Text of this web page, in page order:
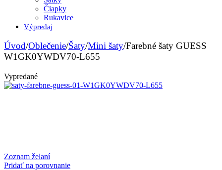
Čiapky
Rukavice
Výpredaj
Úvod/Oblečenie/Šaty/Mini šaty/Farebné šaty GUESS
W1GK0YWDV70-L655
Vypredané
Zoznam želaní
Pridať na porovnanie